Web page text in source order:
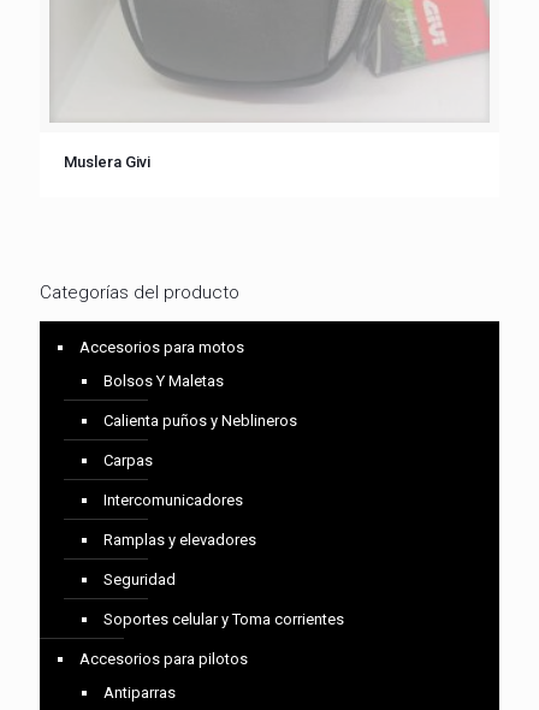
Muslera Givi
Categorías del producto
Accesorios para motos
Bolsos Y Maletas
Calienta puños y Neblineros
Carpas
Intercomunicadores
Ramplas y elevadores
Seguridad
Soportes celular y Toma corrientes
Accesorios para pilotos
Antiparras